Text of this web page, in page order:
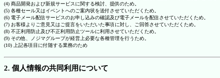
(4) 商品開発および新規サービスに関する検討、提供のため。
(5) 各種セール又はイベントへのご案内状を送付させていただくため。
(6) 電子メール配信サービスのお申し込みの確認及び電子メールを配信させていただくため。
(7) お客様よりご意見又はご提言をいただいた事項に対し、ご回答させていただくため。
(8) 不正利用防止及び不正利用防止ツールに利用させていただくため。
(9) その他、ノジマグループが経営上必要な各種管理を行うため。
(10) 上記各項目に付随する業務のため
2. 個人情報の共同利用について